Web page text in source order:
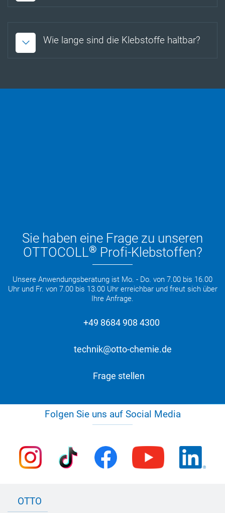
Wie lange sind die Klebstoffe haltbar?
Sie haben eine Frage zu unseren
OTTOCOLL® Profi-Klebstoffen?
Unsere Anwendungsberatung ist Mo. - Do. von 7.00 bis 16.00
Uhr und Fr. von 7.00 bis 13.00 Uhr erreichbar und freut sich über
Ihre Anfrage.
+49 8684 908 4300
technik@otto-chemie.de
Frage stellen
Folgen Sie uns auf Social Media
OTTO